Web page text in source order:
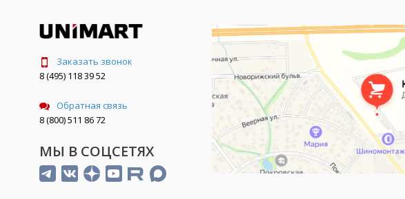
Заказать звонок
8 (495) 118 39 52
Обратная связь
8 (800) 511 86 72
МЫ В СОЦСЕТЯХ